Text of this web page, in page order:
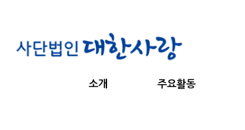
소개 주요활동